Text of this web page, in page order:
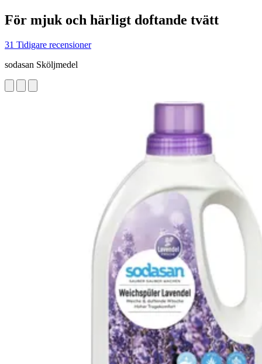
För mjuk och härligt doftande tvätt
31 Tidigare recensioner
sodasan Sköljmedel